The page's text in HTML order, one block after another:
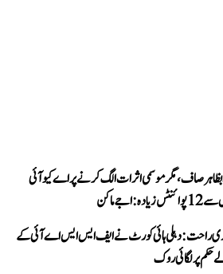
بظاہر صاف، مگر موسمی اثرات الگ کرنے پر اے کیو آئی
اجے ماکن
راحت: دہلی ہائی کورٹ نے ایف ایس ایس اے آئی کے
حکم پر لگائی روک